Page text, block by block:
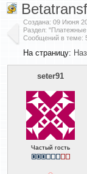
Создана: 09 Июня
Раздел:
Сообщений в теме:
На страницу:
seter91
Частый гость